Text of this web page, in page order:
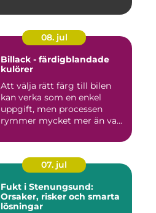
08. jul
Billack - färdigblandade
kulörer
Att välja rätt färg till bilen
kan verka som en enkel
uppgift, men processen
rymmer mycket mer än va...
07. jul
Fukt i Stenungsund:
Orsaker, risker och smarta
lösningar